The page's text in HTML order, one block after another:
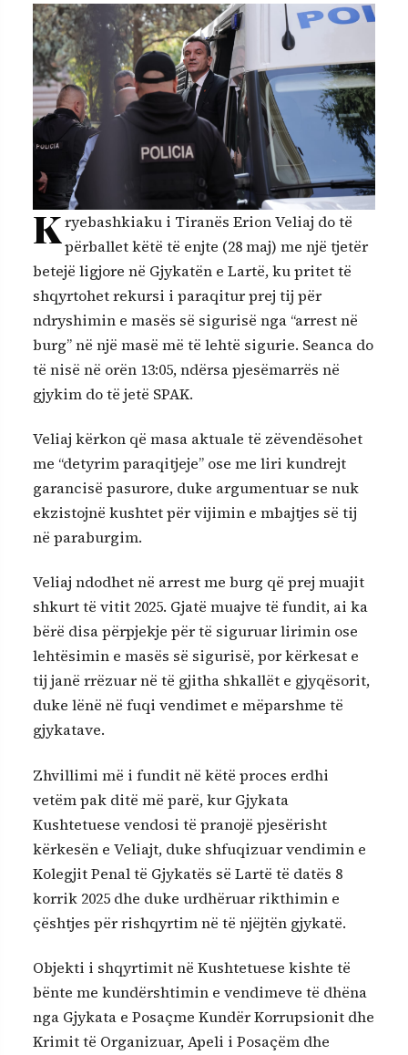
Kryebashkiaku i Tiranës Erion Veliaj do të
përballet këtë të enjte (28 maj) me një tjetër
betejë ligjore në Gjykatën e Lartë, ku pritet të
shqyrtohet rekursi i paraqitur prej tij për
ndryshimin e masës së sigurisë nga “arrest në
burg” në një masë më të lehtë sigurie. Seanca do
të nisë në orën 13:05, ndërsa pjesëmarrës në
gjykim do të jetë SPAK.
Veliaj kërkon që masa aktuale të zëvendësohet
me “detyrim paraqitjeje” ose me liri kundrejt
garancisë pasurore, duke argumentuar se nuk
ekzistojnë kushtet për vijimin e mbajtjes së tij
në paraburgim.
Veliaj ndodhet në arrest me burg që prej muajit
shkurt të vitit 2025. Gjatë muajve të fundit, ai ka
bërë disa përpjekje për të siguruar lirimin ose
lehtësimin e masës së sigurisë, por kërkesat e
tij janë rrëzuar në të gjitha shkallët e gjyqësorit,
duke lënë në fuqi vendimet e mëparshme të
gjykatave.
Zhvillimi më i fundit në këtë proces erdhi
vetëm pak ditë më parë, kur Gjykata
Kushtetuese vendosi të pranojë pjesërisht
kërkesën e Veliajt, duke shfuqizuar vendimin e
Kolegjit Penal të Gjykatës së Lartë të datës 8
korrik 2025 dhe duke urdhëruar rikthimin e
çështjes për rishqyrtim në të njëjtën gjykatë.
Objekti i shqyrtimit në Kushtetuese kishte të
bënte me kundërshtimin e vendimeve të dhëna
nga Gjykata e Posaçme Kundër Korrupsionit dhe
Krimit të Organizuar, Apeli i Posaçëm dhe